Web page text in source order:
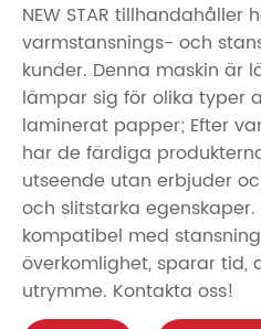
NEW STAR tillhandahåller
varmstansnings- och
kunder. Denna maskin är
lämpar sig för olika typer
laminerat papper; Efter
har de färdiga
utseende utan erbjuder
och slitstarka egenskaper.
kompatibel med
överkomlighet, sparar tid,
utrymme. Kontakta oss!